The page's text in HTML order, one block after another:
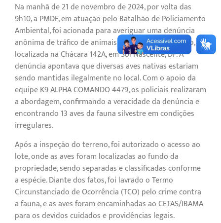
Na manhã de 21 de novembro de 2024, por volta das
9h10, a PMDF, em atuação pelo Batalhão de Policiamento
Ambiental, foi acionada para averiguar uma denúncia
anônima de tráfico de animais silvestres em cativeiro,
localizada na Chácara 142A, em Sol Nascente, DF. A
denúncia apontava que diversas aves nativas estariam
sendo mantidas ilegalmente no local. Com o apoio da
equipe K9 ALPHA COMANDO 4479, os policiais realizaram
a abordagem, confirmando a veracidade da denúncia e
encontrando 13 aves da fauna silvestre em condições
irregulares.
Após a inspeção do terreno, foi autorizado o acesso ao
lote, onde as aves foram localizadas ao fundo da
propriedade, sendo separadas e classificadas conforme
a espécie. Diante dos fatos, foi lavrado o Termo
Circunstanciado de Ocorrência (TCO) pelo crime contra
a fauna, e as aves foram encaminhadas ao CETAS/IBAMA
para os devidos cuidados e providências legais.